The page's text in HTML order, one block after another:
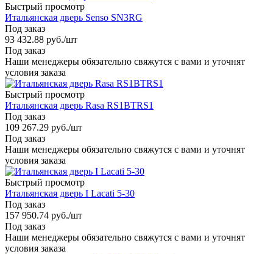
Быстрый просмотр
Итальянская дверь Senso SN3RG
Под заказ
93 432.88 руб./шт
Под заказ
Наши менеджеры обязательно свяжутся с вами и уточнят
условия заказа
Быстрый просмотр
Итальянская дверь Rasa RS1BTRS1
Под заказ
109 267.29 руб./шт
Под заказ
Наши менеджеры обязательно свяжутся с вами и уточнят
условия заказа
Быстрый просмотр
Итальянская дверь I Lacati 5-30
Под заказ
157 950.74 руб./шт
Под заказ
Наши менеджеры обязательно свяжутся с вами и уточнят
условия заказа